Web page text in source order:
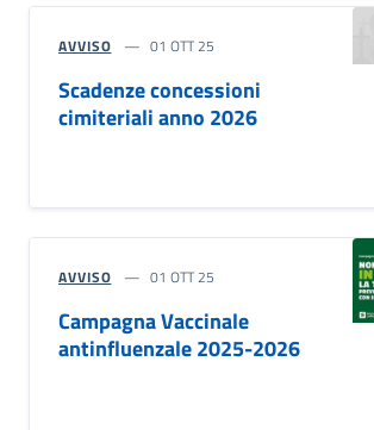
AVVISO 01 OTT 25
Scadenze concessioni
cimiteriali anno 2026
AVVISO 01 OTT 25
Campagna Vaccinale
antinfluenzale 2025-2026